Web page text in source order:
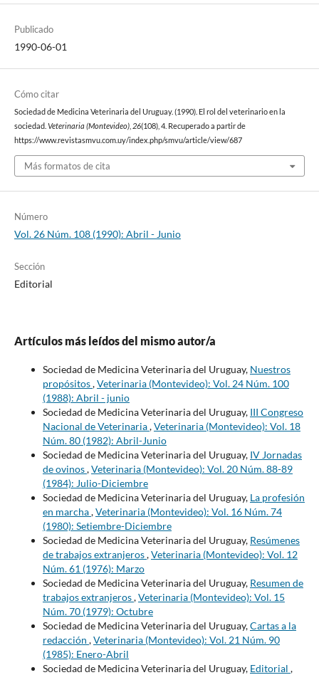
Publicado
1990-06-01
Cómo citar
Sociedad de Medicina Veterinaria del Uruguay. (1990). El rol del veterinario en la
sociedad. Veterinaria (Montevideo), 26(108), 4. Recuperado a partir de
https://www.revistasmvu.com.uy/index.php/smvu/article/view/687
Más formatos de cita
Número
Vol. 26 Núm. 108 (1990): Abril - Junio
Sección
Editorial
Artículos más leídos del mismo autor/a
Sociedad de Medicina Veterinaria del Uruguay, Nuestros
propósitos,Veterinaria (Montevideo): Vol. 24 Núm. 100
(1988): Abril - junio
Sociedad de Medicina Veterinaria del Uruguay, III Congreso
Nacional de Veterinaria,Veterinaria (Montevideo): Vol. 18
Núm. 80 (1982): Abril-Junio
Sociedad de Medicina Veterinaria del Uruguay, IV Jornadas
de ovinos,Veterinaria (Montevideo): Vol. 20 Núm. 88-89
(1984): Julio-Diciembre
Sociedad de Medicina Veterinaria del Uruguay, La profesión
en marcha,Veterinaria (Montevideo): Vol. 16 Núm. 74
(1980): Setiembre-Diciembre
Sociedad de Medicina Veterinaria del Uruguay, Resúmenes
de trabajos extranjeros,Veterinaria (Montevideo): Vol. 12
Núm. 61 (1976): Marzo
Sociedad de Medicina Veterinaria del Uruguay, Resumen de
trabajos extranjeros,Veterinaria (Montevideo): Vol. 15
Núm. 70 (1979): Octubre
Sociedad de Medicina Veterinaria del Uruguay,Cartas a la
redacción ,Veterinaria (Montevideo): Vol. 21 Núm. 90
(1985): Enero-Abril
Sociedad de Medicina Veterinaria del Uruguay, Editorial ,